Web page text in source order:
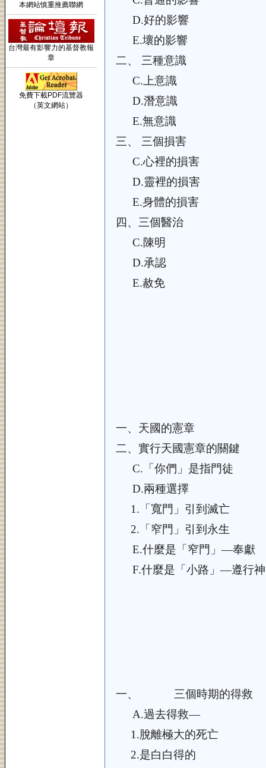
本網站慎重推薦聯網
台灣最有影響力的基督教報
章
免費下載PDF流覽器
（英文網站）
D.好的影響
E.壞的影響
二、
三種意識
C. 上意識
D.潛意識
E.無意識
三、
三個損害
C.心裡的損害
D.靈裡的損害
E.身體的損害
四、 三個醫治
C.陳明
D.承認
E.赦免
一、 天國的憲章
二、 實行天國憲章的關鍵
C. 「你們」是指門徒
D.兩種選擇
1. 「寬門」引到滅亡
2. 「窄門」引到永生
E.什麼是「窄門」—奉獻
F.什麼是「小路」—遵行
一、
三個時期的得救
A.過去得救—
1.脫離極大的死亡
2.是白白得的